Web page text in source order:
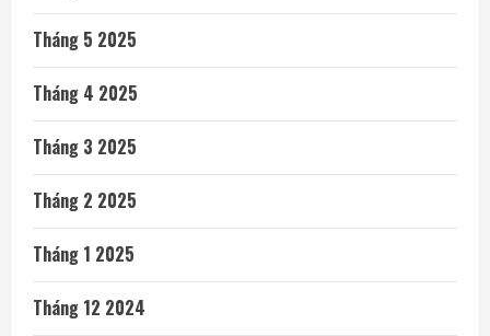
Tháng 5 2025
Tháng 4 2025
Tháng 3 2025
Tháng 2 2025
Tháng 1 2025
Tháng 12 2024